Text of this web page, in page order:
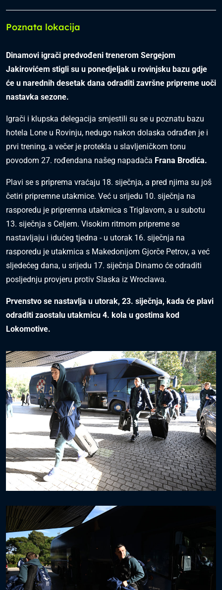
Poznata lokacija
Dinamovi igrači predvođeni trenerom Sergejom
Jakirovićem stigli su u ponedjeljak u rovinjsku bazu gdje
će u narednih desetak dana odraditi završne pripreme uoči
nastavka sezone.
Igrači i klupska delegacija smjestili su se u poznatu bazu
hotela Lone u Rovinju, nedugo nakon dolaska odrađen je i
prvi trening, a večer je protekla u slavljeničkom tonu
povodom 27. rođendana našeg napadača Frana Brodića.
Plavi se s priprema vraćaju 18. siječnja, a pred njima su još
četiri pripremne utakmice. Već u srijedu 10. siječnja na
rasporedu je pripremna utakmica s Triglavom, a u subotu
13. siječnja s Celjem. Visokim ritmom pripreme se
nastavljaju i idućeg tjedna - u utorak 16. siječnja na
rasporedu je utakmica s Makedonijom Gjorče Petrov, a već
sljedećeg dana, u srijedu 17. siječnja Dinamo će odraditi
posljednju provjeru protiv Slaska iz Wroclawa.
Prvenstvo se nastavlja u utorak, 23. siječnja, kada će plavi
odraditi zaostalu utakmicu 4. kola u gostima kod
Lokomotive.